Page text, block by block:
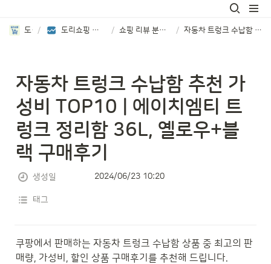
도리쇼핑/ 도리쇼핑 추천 상품 리뷰분석 보기 / 쇼핑 리뷰 분석 TOP8 제품 소개 / 자동차 트렁크 수납함 추천 가성비 TOP10 | 에이치엠티 트렁크 정리함 36L, 옐로우+블랙 구매후기
자동차 트렁크 수납함 추천 가
성비 TOP10 | 에이치엠티 트
렁크 정리함 36L, 옐로우+블
랙 구매후기
생성일 2024/06/23 10:20
태그
쿠팡에서 판매하는 자동차 트렁크 수납함 상품 중 최고의 판
매량, 가성비, 할인 상품 구매후기를 추천해 드립니다.